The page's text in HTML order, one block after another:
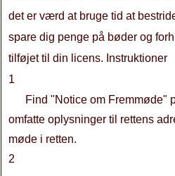
det er værd at bruge tid at
spare dig penge på bøder og
tilføjet til din licens. Instruktioner
1
Find "Notice om Fremmøde"
omfatte oplysninger til rettens
møde i retten.
2